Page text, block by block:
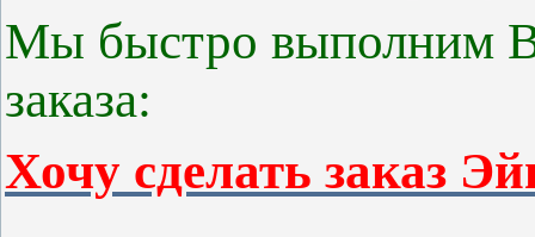
Мы быстро выполним
заказа:
Хочу сделать заказ